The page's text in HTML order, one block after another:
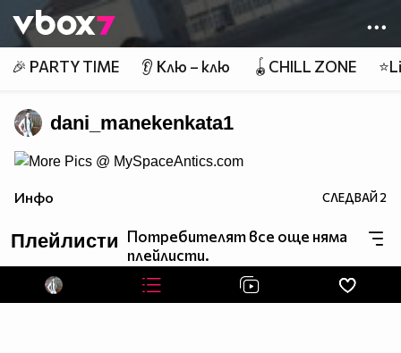
👾
🎉 PARTY TIME 👂 Клю – клю 🪀CHILL ZONE
dani_manekenkata1
Инфо СЛЕДВАЙ2
Плейлисти Потребителят все още няма
плейлисти.